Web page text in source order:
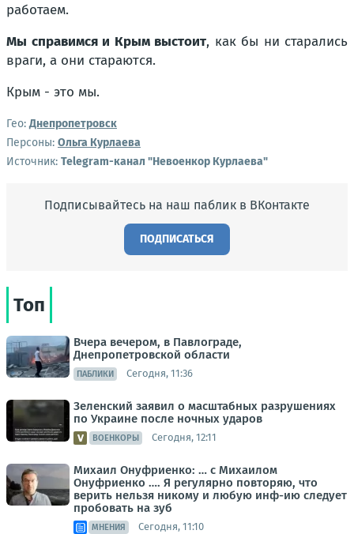
работаем.
Мы справимся и Крым выстоит, как бы ни старались
враги, а они стараются.
Крым - это мы.
Гео:Днепропетровск
Персоны: Ольга Курлаева
Источник: Telegram-канал "Невоенкор Курлаева"
Подписывайтесь на наш паблик в ВКонтакте
ПОДПИСАТЬСЯ
Топ
Вчера вечером, в Павлограде,
Днепропетровской области
ПАБЛИКИ Сегодня, 11:36
Зеленский заявил о масштабных разрушениях
по Украине после ночных ударов
ВОЕНКОРЫ Сегодня, 12:11
Михаил Онуфриенко: … с Михаилом
Онуфриенко …. Я регулярно повторяю, что
верить нельзя никому и любую инф-ию следует
пробовать на зуб
МНЕНИЯ Сегодня, 11:10